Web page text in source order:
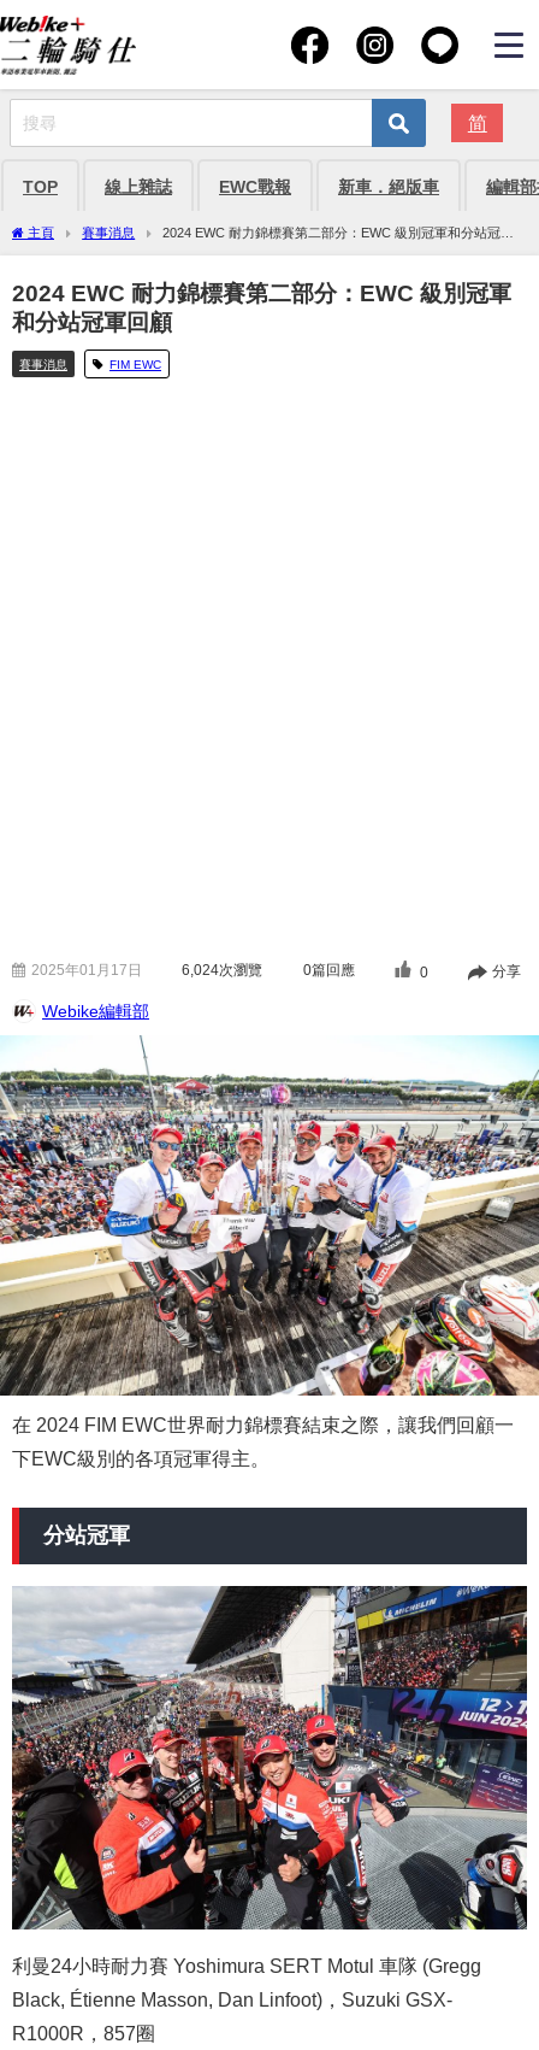
简
TOP 線上雜誌 EWC戰報 新車．絕版車 編輯
主頁 賽事消息
2024 EWC 耐力錦標賽第二部分：EWC 級別冠軍和分站冠軍
回顧
2024 EWC 耐力錦標賽第二部分：EWC 級別冠軍
和分站冠軍回顧
賽事消息 FIM EWC
2025年01月17日 6,024次瀏覽 0篇回應 0 分享
Webike編輯部
在 2024 FIM EWC世界耐力錦標賽結束之際，讓我們回顧一
下EWC級別的各項冠軍得主。
分站冠軍
利曼24小時耐力賽 Yoshimura SERT Motul 車隊 (Gregg
Black, Étienne Masson, Dan Linfoot)，Suzuki GSX-
R1000R，857圈